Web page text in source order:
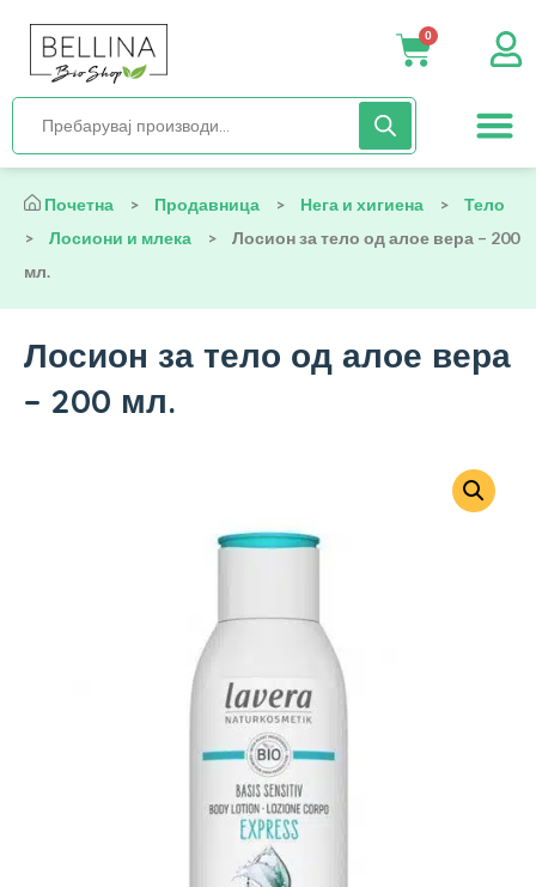
0
Почетна > Продавница > Нега и хигиена >
Тело
>
Лосиони и млека >
Лосион за тело од алое вера – 200
мл.
Лосион за тело од алое вера
– 200 мл.